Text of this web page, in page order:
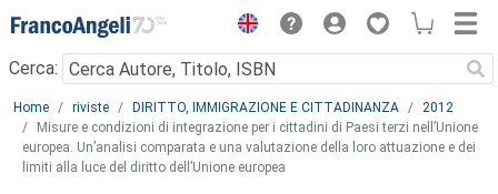
Menu
Cerca:
Main content
Home riviste DIRITTO, IMMIGRAZIONE E CITTADINANZA
2012
Misure e condizioni di integrazione per i cittadini di Paesi terzi nell’Unione
europea. Un’analisi comparata e una valutazione della loro attuazione e dei
limiti alla luce del diritto dell’Unione europea